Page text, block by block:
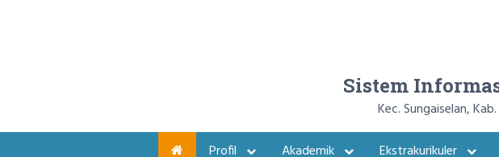
Sistem
Kec. Sungaiselan,
Profil
Akademik Ekstrakurikuler